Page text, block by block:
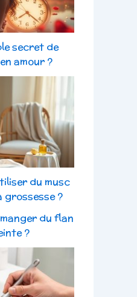
secret de
amour ?
du musc
?
du flan
?